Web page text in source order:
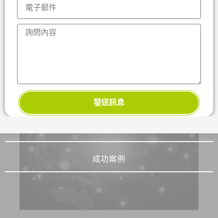
發送訊息
成功案例